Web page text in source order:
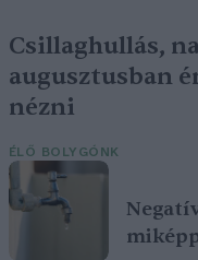
Csillaghullás,
augusztusban
nézni
ÉLŐ BOLYGÓNK